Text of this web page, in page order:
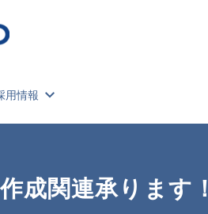
用情報
成関連承ります！